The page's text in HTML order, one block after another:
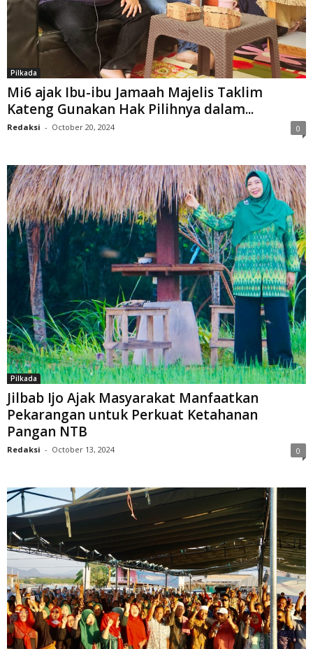
Pilkada
Mi6 ajak Ibu-ibu Jamaah Majelis Taklim
Kateng Gunakan Hak Pilihnya dalam...
Redaksi - October 20, 2024 0
Pilkada
Jilbab Ijo Ajak Masyarakat Manfaatkan
Pekarangan untuk Perkuat Ketahanan
Pangan NTB
Redaksi - October 13, 2024 0